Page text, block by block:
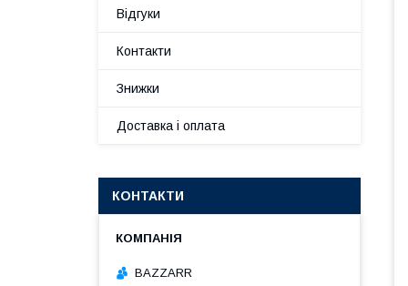
Відгуки
Контакти
Знижки
Доставка і оплата
КОНТАКТИ
BAZZARR